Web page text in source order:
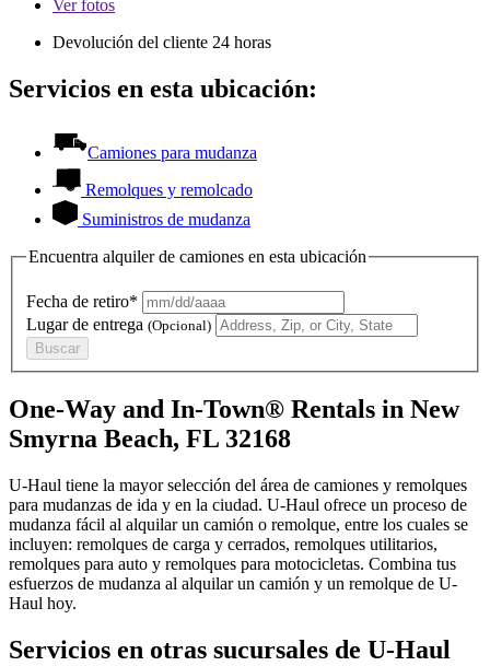
Verfotos
Devolución del cliente 24 horas
Servicios en esta ubicación:
Camiones para mudanza
Remolques y remolcado
Suministros de mudanza
Encuentra alquiler de camiones en esta ubicación
Fecha de retiro*
Lugar de entrega (Opcional)
Buscar
One-Way and In-Town® Rentals in New
Smyrna Beach, FL 32168
U-Haul tiene la mayor selección del área de camiones y remolques
para mudanzas de ida y en la ciudad. U-Haul ofrece un proceso de
mudanza fácil al alquilar un camión o remolque, entre los cuales se
incluyen: remolques de carga y cerrados, remolques utilitarios,
remolques para auto y remolques para motocicletas. Combina tus
esfuerzos de mudanza al alquilar un camión y un remolque de U-
Haul hoy.
Servicios en otras sucursales de U-Haul